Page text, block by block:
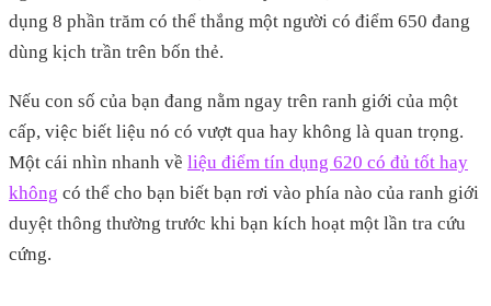
dụng 8 phần trăm có thể thắng một người có điểm 650 đang
dùng kịch trần trên bốn thẻ.
Nếu con số của bạn đang nằm ngay trên ranh giới của một
cấp, việc biết liệu nó có vượt qua hay không là quan trọng.
Một cái nhìn nhanh về liệu điểm tín dụng 620 có đủ tốt hay
không có thể cho bạn biết bạn rơi vào phía nào của ranh giới
duyệt thông thường trước khi bạn kích hoạt một lần tra cứu
cứng.